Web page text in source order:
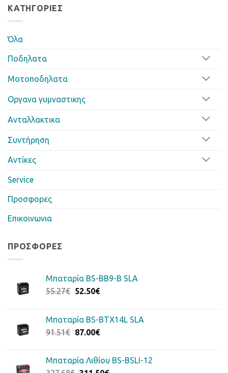
ΚΑΤΗΓΟΡΊΕΣ
Όλα
Ποδηλατα
Μοτοποδηλατα
Οργανα γυμναστικης
Ανταλλακτικα
Συντήρηση
Αντίκες
Service
Προσφορες
Επικοινωνια
ΠΡΟΣΦΟΡΈΣ
Μπαταρία BS-BB9-B SLA
55.27€ Original
55.27€.
52.50€Η
είναι:
52.50€.
Μπαταρία BS-BTX14L SLA
91.51€ Original
91.51€.
87.00€Η
είναι:
Μπαταρία Λιθίου BS-BSLI-12